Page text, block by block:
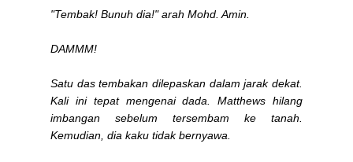
"Tembak! Bunuh dia!" arah Mohd. Amin.
DAMMM!
Satu das tembakan dilepaskan dalam jarak dekat.
Kali ini tepat mengenai dada. Matthews hilang
imbangan sebelum tersembam ke tanah.
Kemudian, dia kaku tidak bernyawa.